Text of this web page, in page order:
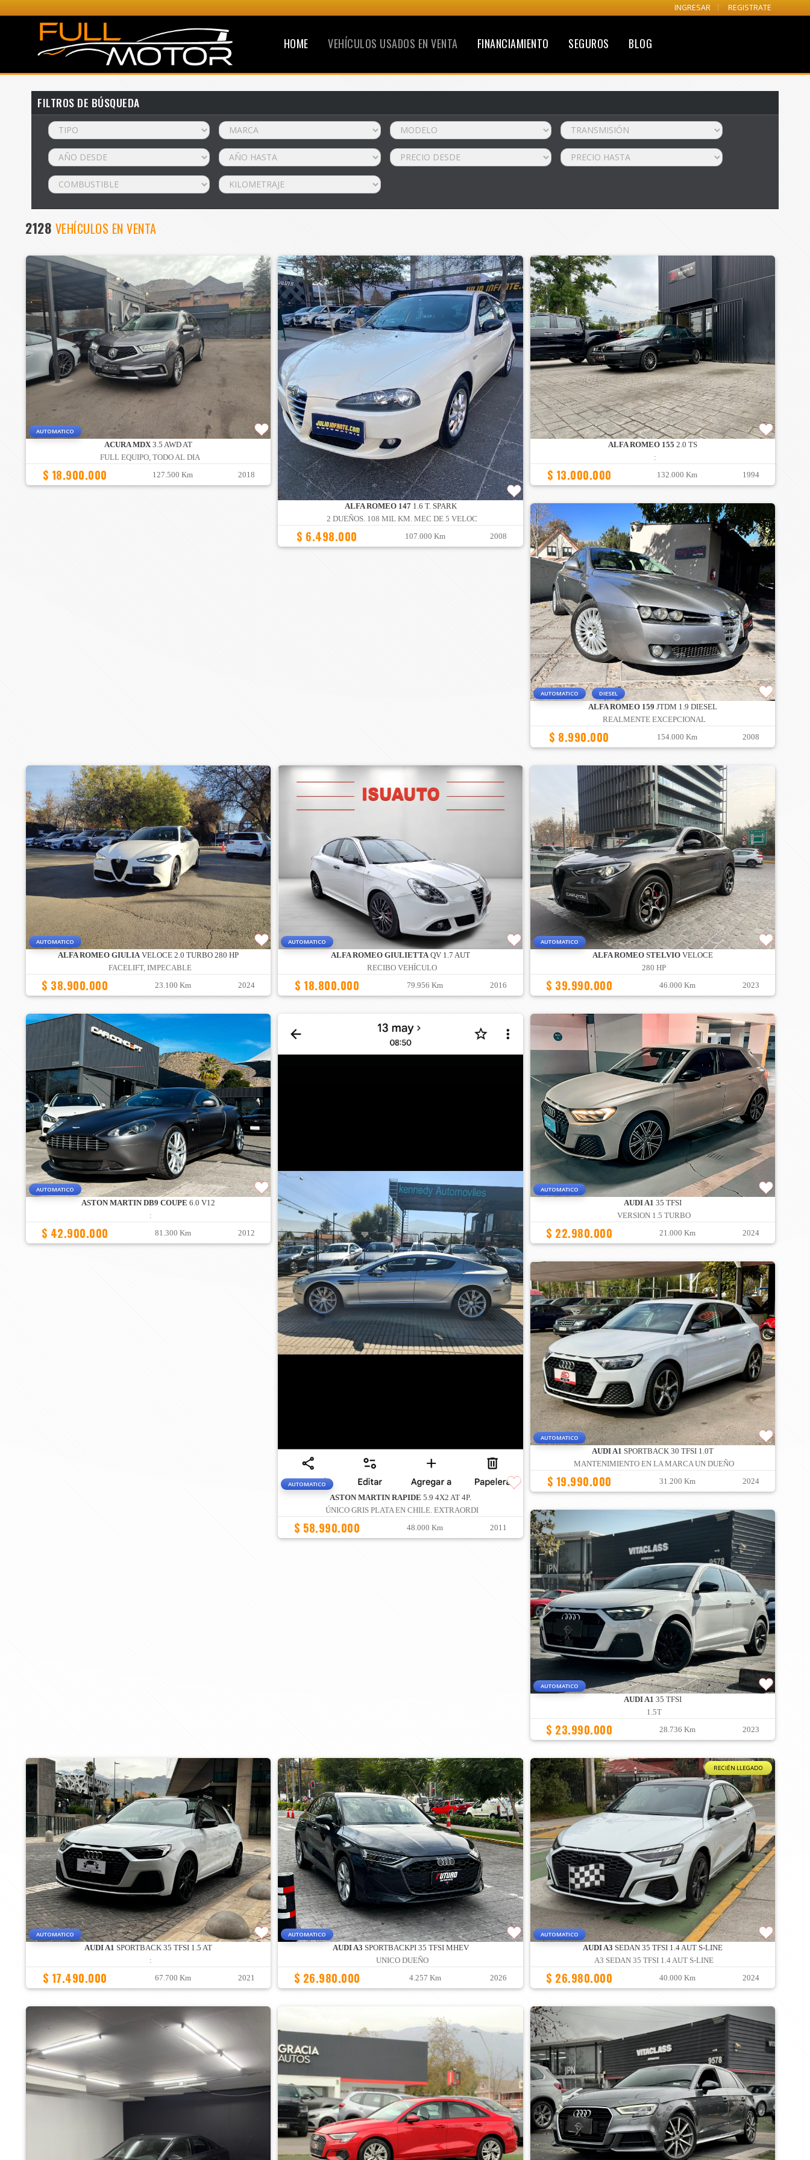
INGRESAR REGISTRATE
HOME VEHÍCULOS USADOS EN VENTA FINANCIAMIENTO SEGUROS BLOG
FILTROS DE BÚSQUEDA
2128 VEHÍCULOS EN VENTA
AUTOMATICO
ACURA MDX 3.5 AWD AT
FULL EQUIPO, TODO AL DIA
$ 18.900.000 127.500 Km 2018
ALFA ROMEO 1471.6 T. SPARK
2 DUEÑOS. 108 MIL KM. MEC DE 5 VELOC
$ 6.498.000 107.000 Km 2008
ALFA ROMEO 155 2.0 TS
:
$ 13.000.000 132.000 Km 1994
AUTOMATICO DIESEL
ALFA ROMEO 159 JTDM 1.9 DIESEL
REALMENTE EXCEPCIONAL
$ 8.990.000 154.000 Km 2008
AUTOMATICO
ALFA ROMEO GIULIA VELOCE 2.0 TURBO 280 HP
FACELIFT, IMPECABLE
$ 38.900.000 23.100 Km 2024
AUTOMATICO
ALFA ROMEO GIULIETTA QV 1.7 AUT
RECIBO VEHÍCULO
$ 18.800.000 79.956 Km 2016
AUTOMATICO
ALFA ROMEO STELVIOVELOCE
280 HP
$ 39.990.000 46.000 Km 2023
AUTOMATICO
ASTON MARTIN DB9 COUPE 6.0 V12
:
$ 42.900.000 81.300 Km 2012
AUTOMATICO
ASTON MARTIN RAPIDE 5.9 4X2 AT 4P.
ÚNICO GRIS PLATA EN CHILE. EXTRAORDI
$ 58.990.000 48.000 Km 2011
AUTOMATICO
AUDI A1 35 TFSI
VERSION 1.5 TURBO
$ 22.980.000 21.000 Km 2024
AUTOMATICO
AUDI A1 SPORTBACK 30 TFSI 1.0T
MANTENIMIENTO EN LA MARCA UN DUEÑO
$ 19.990.000 31.200 Km 2024
AUTOMATICO
AUDI A1 35 TFSI
1.5T
$ 23.990.000 28.736 Km 2023
AUTOMATICO
AUDI A1 SPORTBACK 35 TFSI 1.5 AT
:
$ 17.490.000 67.700 Km 2021
AUTOMATICO
AUDI A3 SPORTBACKPI 35 TFSI MHEV
UNICO DUEÑO
$ 26.980.000 4.257 Km 2026
RECIÉN LLEGADO
AUTOMATICO
AUDI A3 SEDAN 35 TFSI 1.4 AUT S-LINE
A3 SEDAN 35 TFSI 1.4 AUT S-LINE
$ 26.980.000 40.000 Km 2024